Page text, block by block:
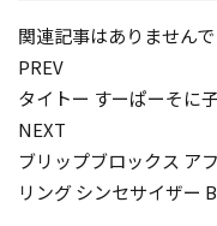
関連記事はありません
PREV
タイトー すーぱーそに
NEXT
ブリップブロックス ア
リング シンセサイザ